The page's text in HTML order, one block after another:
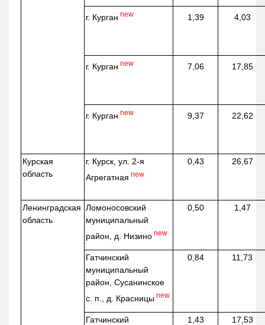
г. Курган new 1,39 4,03
г. Курган new 7,06 17,85
г. Курган new 9,37 22,62
Курская
область
г. Курск, ул. 2-я
Агрегатная new
0,43 26,67
Ленинградская
область
Ломоносовский
муниципальный
район, д. Низино new
0,50 1,47
Гатчинский
муниципальный
район, Сусанинское
с. п., д. Красницы new
0,84 11,73
Гатчинский
1,43 17,53